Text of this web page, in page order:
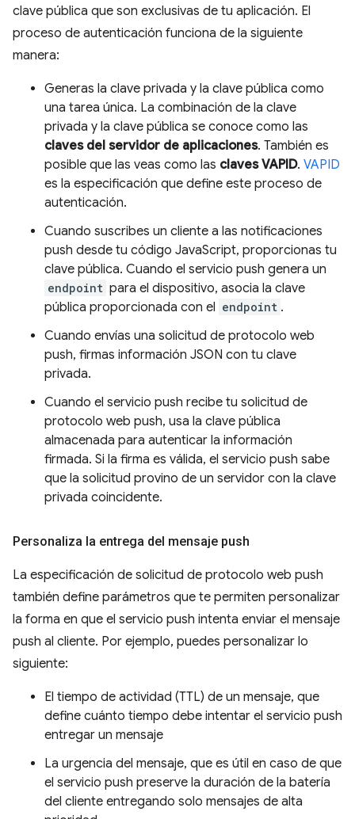
clave pública que son exclusivas de tu aplicación. El
proceso de autenticación funciona de la siguiente
manera:
Generas la clave privada y la clave pública como
una tarea única. La combinación de la clave
privada y la clave pública se conoce como las
claves del servidor de aplicaciones. También es
posible que las veas como las claves VAPID. VAPID
es la especificación que define este proceso de
autenticación.
Cuando suscribes un cliente a las notificaciones
push desde tu código JavaScript, proporcionas tu
clave pública. Cuando el servicio push genera un
endpoint para el dispositivo, asocia la clave
pública proporcionada con el endpoint .
Cuando envías una solicitud de protocolo web
push, firmas información JSON con tu clave
privada.
Cuando el servicio push recibe tu solicitud de
protocolo web push, usa la clave pública
almacenada para autenticar la información
firmada. Si la firma es válida, el servicio push sabe
que la solicitud provino de un servidor con la clave
privada coincidente.
Personaliza la entrega del mensaje push
La especificación de solicitud de protocolo web push
también define parámetros que te permiten personalizar
la forma en que el servicio push intenta enviar el mensaje
push al cliente. Por ejemplo, puedes personalizar lo
siguiente:
El tiempo de actividad (TTL) de un mensaje, que
define cuánto tiempo debe intentar el servicio push
entregar un mensaje
La urgencia del mensaje, que es útil en caso de que
el servicio push preserve la duración de la batería
del cliente entregando solo mensajes de alta